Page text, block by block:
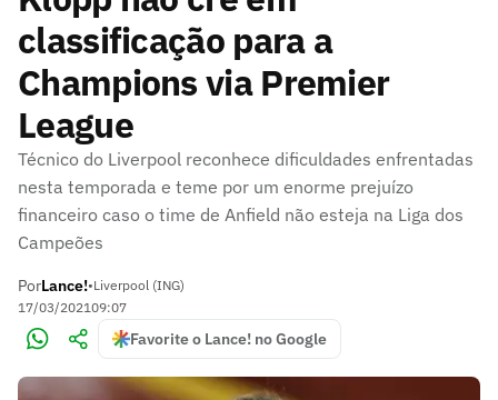
classificação para a
Champions via Premier
League
Técnico do Liverpool reconhece dificuldades enfrentadas
nesta temporada e teme por um enorme prejuízo
financeiro caso o time de Anfield não esteja na Liga dos
Campeões
PorLance!•Liverpool (ING)
17/03/202109:07
Favorite o Lance! no Google